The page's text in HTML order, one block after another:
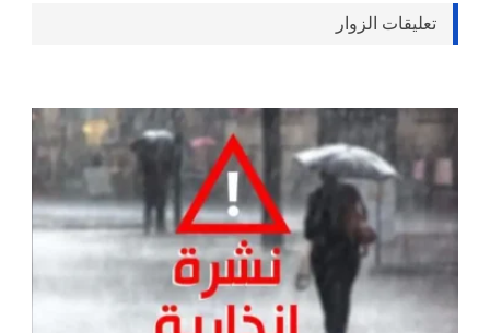
تعليقات الزوار